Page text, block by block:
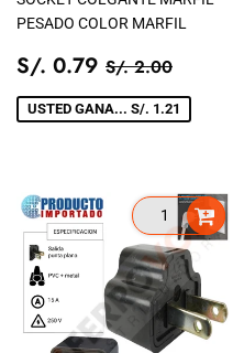
PESADO COLOR MARFIL
PRECIO
DE
VENTA
S/. 0.79 S/.
0.79
PRECIO
S/. 2.00
USTED GANA... S/. 1.21